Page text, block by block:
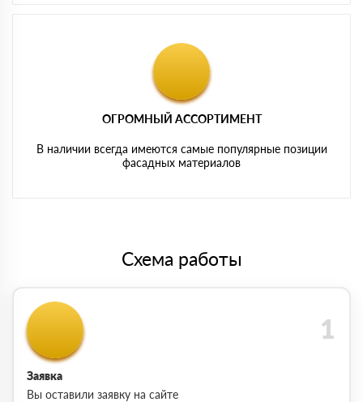
ОГРОМНЫЙ АССОРТИМЕНТ
В наличии всегда имеются самые популярные позиции
фасадных материалов
Схема работы
Заявка
Вы оставили заявку на сайте